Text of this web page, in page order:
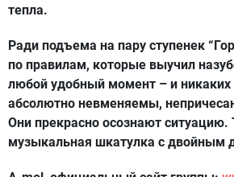
тепла.
Ради подъема на пару ступенек
по правилам, которые выучил
любой удобный момент – и никаких
абсолютно невменяемы,
Они прекрасно осознают ситуацию.
музыкальная шкатулка с двойным